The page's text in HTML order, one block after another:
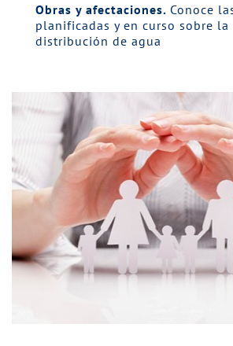
Obras y afectaciones. Conoce
planificadas y en curso sobre la
distribución de agua